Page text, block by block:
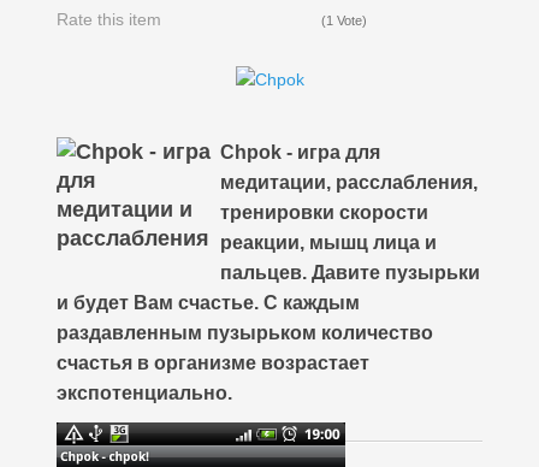
Rate this item (1 Vote)
Chpok - игра для
медитации, расслабления,
тренировки скорости
реакции, мышц лица и
пальцев. Давите пузырьки
и будет Вам счастье. С каждым
раздавленным пузырьком количество
счастья в организме возрастает
экспотенциально.